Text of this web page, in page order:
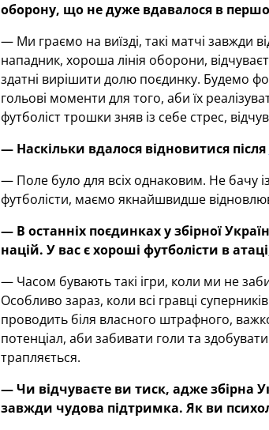
оборону, що не дуже вдавалося в
— Ми граємо на виїзді, такі матчі завжди
нападник, хороша лінія оборони,
здатні вирішити долю поєдинку. Будемо
гольові моменти для того, аби їх
футболіст трошки зняв із себе стрес,
— Наскільки вдалося відновитися після
— Поле було для всіх однаковим. Не бачу
футболісти, маємо якнайшвидше
— В останніх поєдинках у збірної
націй. У вас є хороші футболісти в
— Часом бувають такі ігри, коли ми не
Особливо зараз, коли всі гравці
проводить біля власного штрафного,
потенціал, аби забивати голи та
трапляється.
— Чи відчуваєте ви тиск, адже збірна
завжди чудова підтримка. Як ви